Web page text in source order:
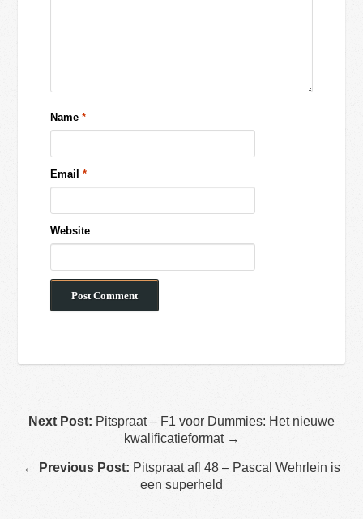
Name*
Email*
Website
Next Post: Pitspraat – F1 voor Dummies: Het nieuwe
kwalificatieformat →
← Previous Post: Pitspraat afl 48 – Pascal Wehrlein is
een superheld